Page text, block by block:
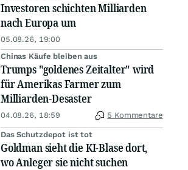
Investoren schichten Milliarden
nach Europa um
05.08.26, 19:00
Chinas Käufe bleiben aus
Trumps "goldenes Zeitalter" wird
für Amerikas Farmer zum
Milliarden-Desaster
04.08.26, 18:59 5 Kommentare
Das Schutzdepot ist tot
Goldman sieht die KI-Blase dort,
wo Anleger sie nicht suchen